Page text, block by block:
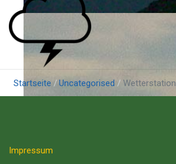
Startseite Uncategorised Wetterstation
Impressum